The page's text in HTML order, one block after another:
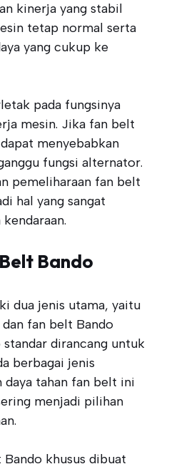
kinerja yang stabil
tetap normal serta
yang cukup ke
pada fungsinya
mesin. Jika fan belt
menyebabkan
fungsi alternator.
pemeliharaan fan belt
hal yang sangat
Bando
dua jenis utama, yaitu
fan belt Bando
standar dirancang untuk
berbagai jenis
daya tahan fan belt ini
menjadi pilihan
khusus dibuat